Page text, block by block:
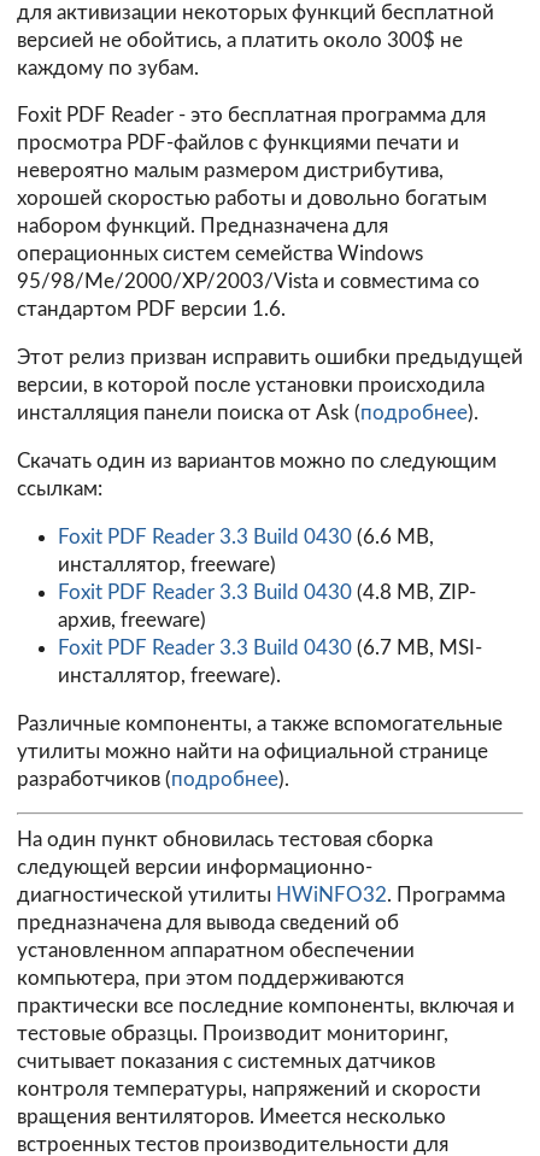
для активизации некоторых функций бесплатной
версией не обойтись, а платить около 300$ не
каждому по зубам.
Foxit PDF Reader - это бесплатная программа для
просмотра PDF-файлов с функциями печати и
невероятно малым размером дистрибутива,
хорошей скоростью работы и довольно богатым
набором функций. Предназначена для
операционных систем семейства Windows
95/98/Me/2000/XP/2003/Vista и совместима со
стандартом PDF версии 1.6.
Этот релиз призван исправить ошибки предыдущей
версии, в которой после установки происходила
инсталляция панели поиска от Ask (подробнее).
Скачать один из вариантов можно по следующим
ссылкам:
Foxit PDF Reader 3.3 Build 0430(6.6 MB,
инсталлятор, freeware)
Foxit PDF Reader 3.3 Build 0430(4.8 MB, ZIP-
архив, freeware)
Foxit PDF Reader 3.3 Build 0430(6.7 MB, MSI-
инсталлятор, freeware).
Различные компоненты, а также вспомогательные
утилиты можно найти на официальной странице
разработчиков (подробнее).
На один пункт обновилась тестовая сборка
следующей версии информационно-
диагностической утилиты HWiNFO32. Программа
предназначена для вывода сведений об
установленном аппаратном обеспечении
компьютера, при этом поддерживаются
практически все последние компоненты, включая и
тестовые образцы. Производит мониторинг,
считывает показания с системных датчиков
контроля температуры, напряжений и скорости
вращения вентиляторов. Имеется несколько
встроенных тестов производительности для